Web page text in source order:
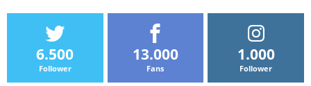
6.500
Follower
13.000
Fans
1.000
Follower